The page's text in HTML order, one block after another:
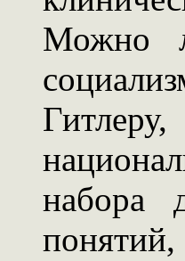
Можно
набора